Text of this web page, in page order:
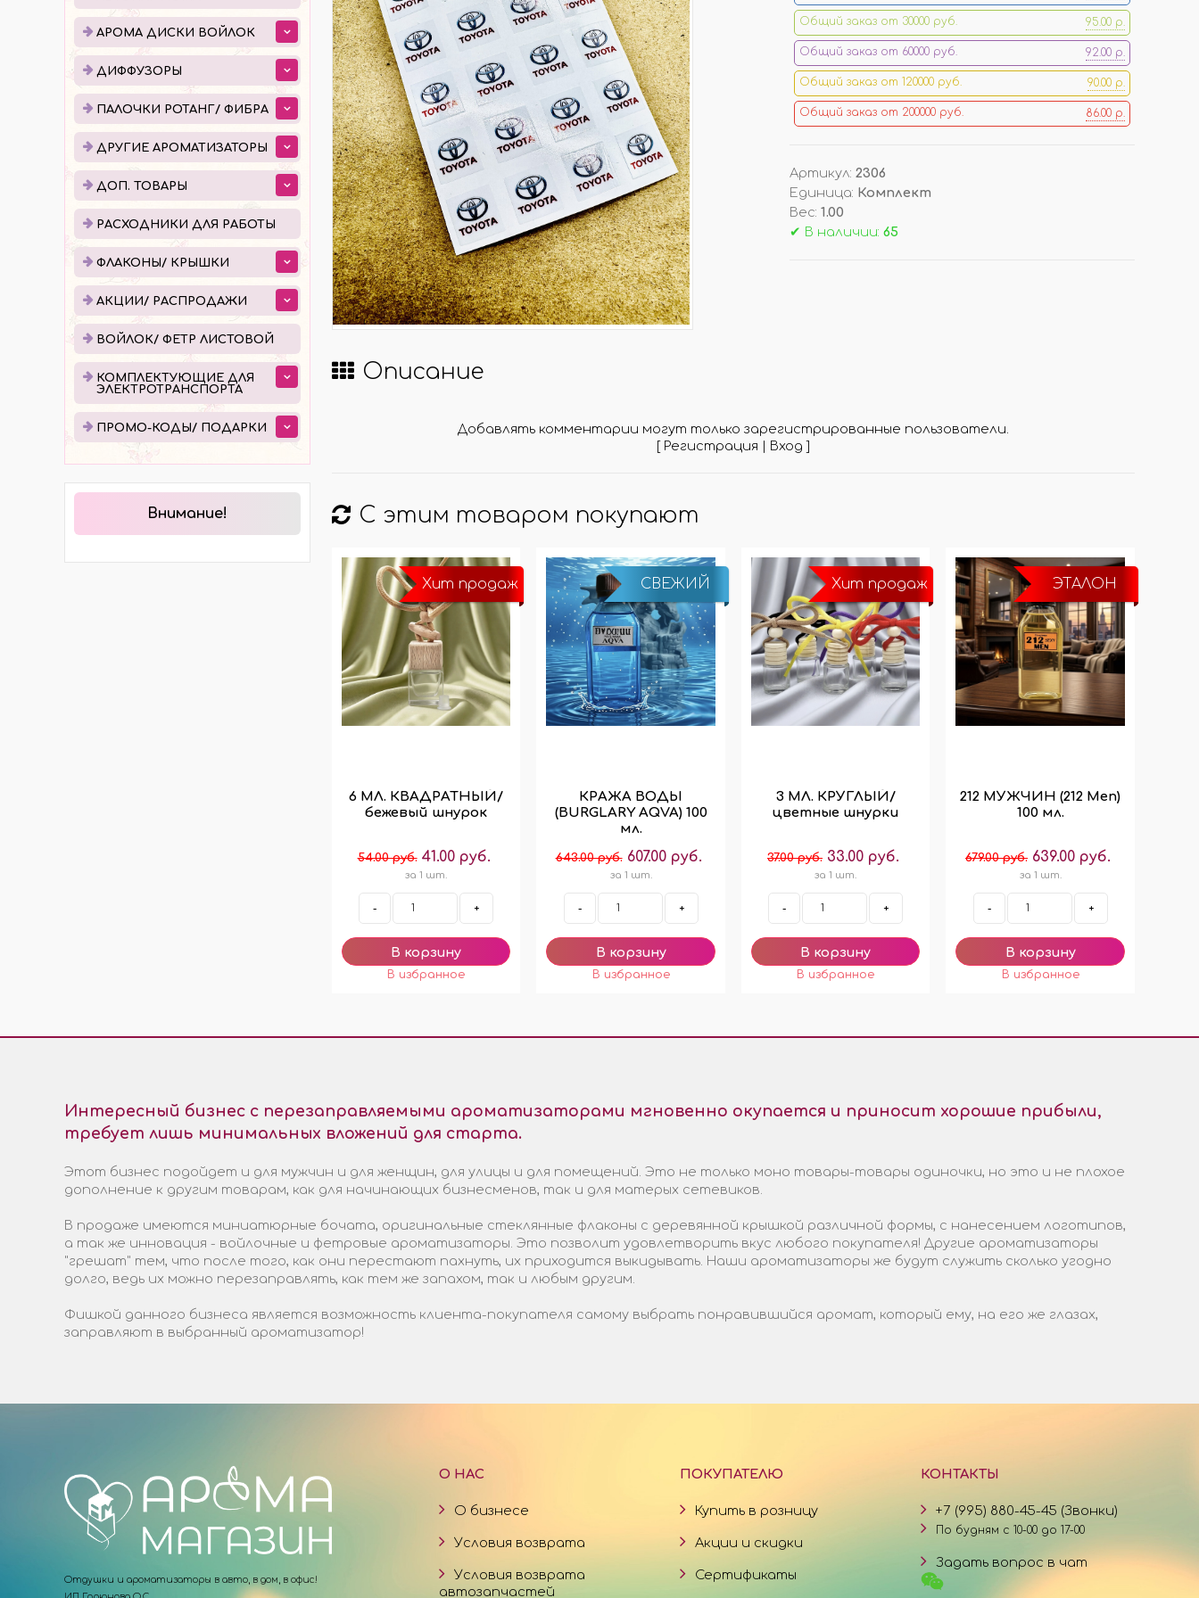
ДИФФУЗОРЫ
ЕМКОСТИ ДЛЯ ДИФФУЗОРОВ
ГОТОВЫЕ ДИФФУЗОРЫ
ЖИДКОСТЬ ДЛЯ ДИФФУЗОРОВ
ПАЛОЧКИ РОТАНГ/ ФИБРА
ПОШТУЧНО
УПАКОВКИ ПО 100 ШТ
ДРУГИЕ АРОМАТИЗАТОРЫ
УНИВЕРСАЛЬНЫЕ АРОМА
НА ДЕФЛЕКТОР АВТО
ДОП. ТОВАРЫ
ДЛЯ ДЕГУСТАЦИИ АРОМАТОВ
КОРОБКИ/ УПАКОВКА
СТОЙКИ/ ПОДСТАВКИ
ПОДВЕСКИ (РАСПРОДАЖА!)
РАСХОДНИКИ ДЛЯ РАБОТЫ ФЛАКОНЫ/ КРЫШКИ
КАПЕЛЬНИЦЫ/ ПЭТ
РОЛЛЕРЫ (СКИДКИ!)
АТОМАЙЗЕРЫ
АКЦИИ/ РАСПРОДАЖИ
АРОМАТЫ ПО АКЦИИ
ТОВАРЫ ПО АКЦИИ
РАСПРОДАЖА
ВОЙЛОК/ ФЕТР ЛИСТОВОЙ
КОМПЛЕКТУЮЩИЕ ДЛЯ
ЭЛЕКТРОТРАНСПОРТА
МОСТЫ
ХОДОВАЯ ЧАСТЬ
ЭЛЕКТРОМОТОРЫ И
КОМПЛЕКТЫ
ГИДРАВЛИКА
КОЛЁСА И ШИНЫ
Общий заказ от 30000 руб. 95.00 р.
Общий заказ от 60000 руб. 92.00 р.
Общий заказ от 120000 руб. 90.00 р.
Общий заказ от 200000 руб. 86.00 р.
Артикул: 2306
Единица: Комплект
Вес: 1.00
✔ В наличии: 65
Описание
Добавлять комментарии могут только зарегистрированные пользователи.
[ Регистрация | Вход ]
С этим товаром покупают
Хит продаж
6 МЛ. КВАДРАТНЫЙ/
бежевый шнурок
54.00 руб. 41.00 руб.
за 1 шт.
- +
СВЕЖИЙ
КРАЖА ВОДЫ
(BURGLARY AQVA) 100
мл.
643.00 руб. 607.00 руб.
за 1 шт.
- +
Хит продаж
3 МЛ. КРУГЛЫЙ/
цветные шнурки
37.00 руб. 33.00 руб.
за 1 шт.
- +
ЭТАЛОН
212 МУЖЧИН (212 Men)
100 мл.
679.00 руб. 639.00 руб.
за 1 шт.
- +
АРОМА ДИСКИ ВОЙЛОК
ДИФФУЗОРЫ
ПАЛОЧКИ РОТАНГ/ ФИБРА
ДРУГИЕ АРОМАТИЗАТОРЫ
ДОП. ТОВАРЫ
РАСХОДНИКИ ДЛЯ РАБОТЫ
ФЛАКОНЫ/ КРЫШКИ
АКЦИИ/ РАСПРОДАЖИ
ВОЙЛОК/ ФЕТР ЛИСТОВОЙ
КОМПЛЕКТУЮЩИЕ ДЛЯ
ЭЛЕКТРОТРАНСПОРТА
ПРОМО-КОДЫ/ ПОДАРКИ
Внимание!
Интересный бизнес с перезаправляемыми ароматизаторами мгновенно окупается и приносит хорошие прибыли,
требует лишь минимальных вложений для старта.
Этот бизнес подойдет и для мужчин и для женщин, для улицы и для помещений. Это не только моно товары-товары одиночки, но это и не плохое
дополнение к другим товарам, как для начинающих бизнесменов, так и для матерых сетевиков.
В продаже имеются миниатюрные бочата, оригинальные стеклянные флаконы с деревянной крышкой различной формы, с нанесением логотипов,
а так же инновация - войлочные и фетровые ароматизаторы. Это позволит удовлетворить вкус любого покупателя! Другие ароматизаторы
"грешат" тем, что после того, как они перестают пахнуть, их приходится выкидывать. Наши ароматизаторы же будут служить сколько угодно
долго, ведь их можно перезаправлять, как тем же запахом, так и любым другим.
Фишкой данного бизнеса является возможность клиента-покупателя самому выбрать понравившийся аромат, который ему, на его же глазах,
заправляют в выбранный ароматизатор!
Отдушки и ароматизаторы в авто, в дом, в офис!
О НАС
О бизнесе
Условия возврата
Условия возврата
автозапчастей
ПОКУПАТЕЛЮ
Купить в розницу
Акции и скидки
Сертификаты
КОНТАКТЫ
+7 (995) 880-45-45 (Звонки)
По будням с 10-00 до 17-00
Задать вопрос в чат